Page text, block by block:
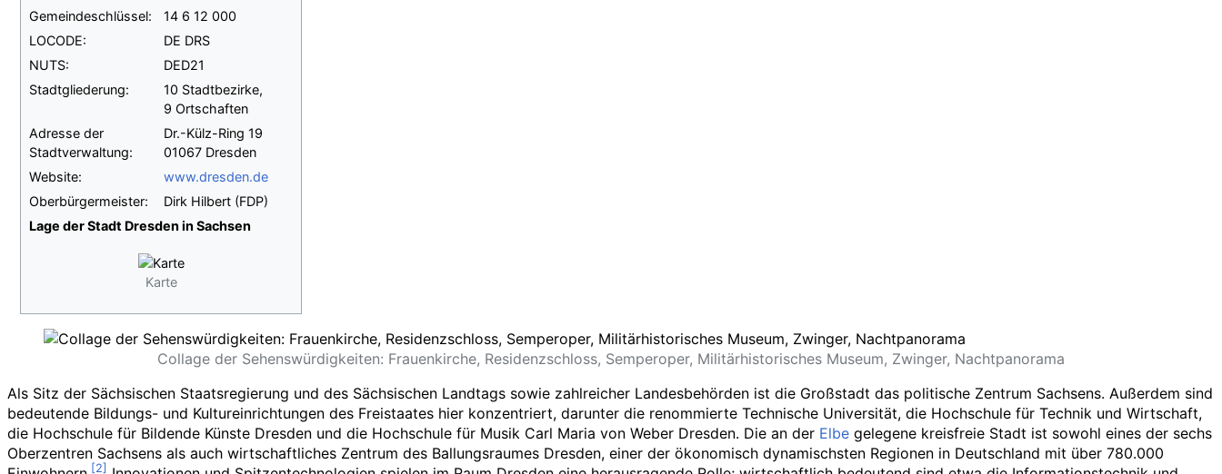
Gemeindeschlüssel:
14 6 12 000
LOCODE:
DE DRS
NUTS:
DED21
Stadtgliederung:
10 Stadtbezirke,
9 Ortschaften
Adresse der
Stadtverwaltung:
Dr.-Külz-Ring 19
01067 Dresden
Website:
www.dresden.de
Oberbürgermeister:
Dirk Hilbert (FDP)
Lage der Stadt Dresden in Sachsen
Karte
Collage der Sehenswürdigkeiten: Frauenkirche, Residenzschloss, Semperoper, Militärhistorisches Museum, Zwinger, Nachtpanorama
Als Sitz der Sächsischen Staatsregierung und des Sächsischen Landtags sowie zahlreicher Landesbehörden ist die Großstadt das politische Zentrum Sachsens. Außerdem sind
bedeutende Bildungs- und Kultureinrichtungen des Freistaates hier konzentriert, darunter die renommierte Technische Universität, die Hochschule für Technik und Wirtschaft,
die Hochschule für Bildende Künste Dresden und die Hochschule für Musik Carl Maria von Weber Dresden. Die an der Elbe gelegene kreisfreie Stadt ist sowohl eines der sechs
Oberzentren Sachsens als auch wirtschaftliches Zentrum des Ballungsraumes Dresden, einer der ökonomisch dynamischsten Regionen in Deutschland mit über 780.000